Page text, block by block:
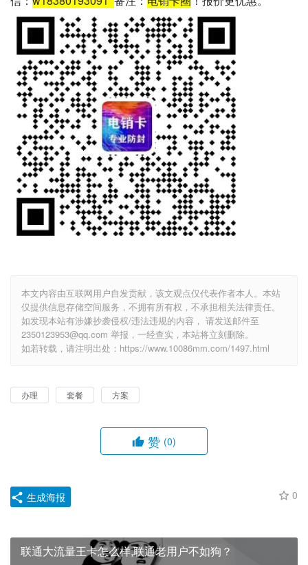
本文内容由互联网用户自发贡献，该文观点仅代表作者本人。本站
仅提供信息存储空间服务，不拥有所有权，不承担相关法律责任。
如发现本站有涉嫌抄袭侵权/违法违规的内容， 请发送邮件至
2350123953@qq.com 举报，一经查实，本站将立刻删除。
如若转载，请注明出处：https://www.10086mm.com/1497.html
办理 套餐 方案
赞 (0)
0
生成海报
联通大流量王卡怎么样,联通老用户不如狗？